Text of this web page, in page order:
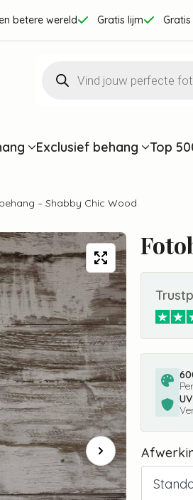
betere wereld Gratis lijm
zoeken
Exclusief behang Top
– Shabby Chic Wood